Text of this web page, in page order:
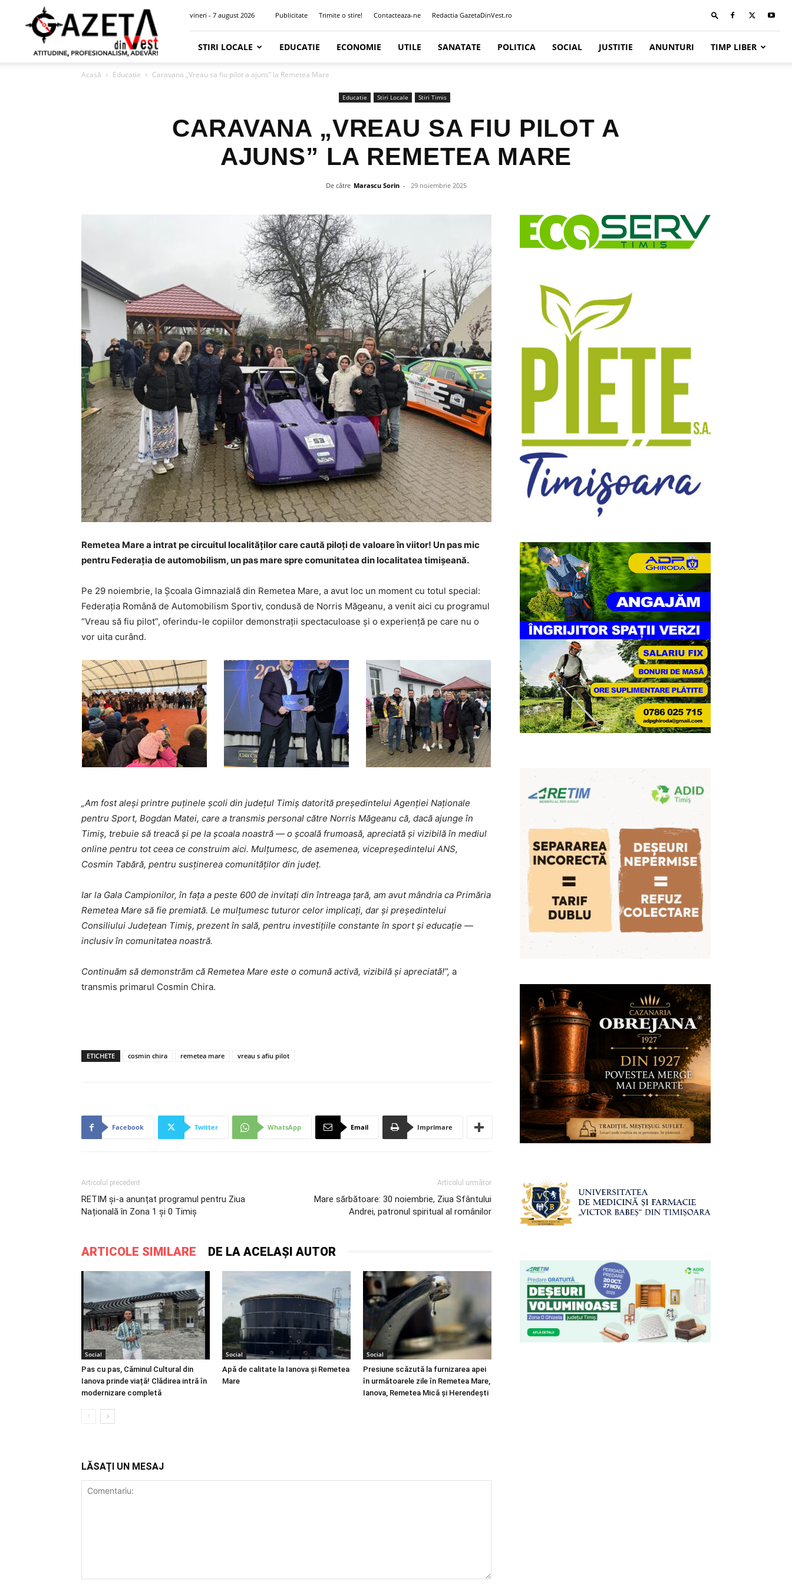
Gazeta
din
Vest
vineri - 7 august 2026 Publicitate Trimite o stire! Contacteaza-ne Redactia GazetaDinVest.ro
STIRI LOCALE EDUCATIE ECONOMIE UTILE SANATATE POLITICA SOCIAL JUSTITIE ANUNTURI TIMP LIBER
Acasă Educatie Caravana „Vreau sa fiu pilot a ajuns” la Remetea Mare
Educatie Stiri Locale Stiri Timis
CARAVANA „VREAU SA FIU PILOT A
AJUNS” LA REMETEA MARE
De către Marascu Sorin - 29 noiembrie 2025
Remetea Mare a intrat pe circuitul localităților care caută piloți de valoare în viitor! Un pas mic
pentru Federația de automobilism, un pas mare spre comunitatea din localitatea timișeană.
Pe 29 noiembrie, la Școala Gimnazială din Remetea Mare, a avut loc un moment cu totul special:
Federația Română de Automobilism Sportiv, condusă de Norris Măgeanu, a venit aici cu programul
“Vreau să fiu pilot”, oferindu-le copiilor demonstrații spectaculoase și o experiență pe care nu o
vor uita curând.
„Am fost aleși printre puținele școli din județul Timiș datorită președintelui Agenției Naționale
pentru Sport, Bogdan Matei, care a transmis personal către Norris Măgeanu că, dacă ajunge în
Timiș, trebuie să treacă și pe la școala noastră — o școală frumoasă, apreciată și vizibilă în mediul
online pentru tot ceea ce construim aici. Mulțumesc, de asemenea, vicepreședintelui ANS,
Cosmin Tabără, pentru susținerea comunităților din județ.
Iar la Gala Campionilor, în fața a peste 600 de invitați din întreaga țară, am avut mândria ca Primăria
Remetea Mare să fie premiată. Le mulțumesc tuturor celor implicați, dar și președintelui
Consiliului Județean Timiș, prezent în sală, pentru investițiile constante în sport și educație —
inclusiv în comunitatea noastră.
Continuăm să demonstrăm că Remetea Mare este o comună activă, vizibilă și apreciată!”, a
transmis primarul Cosmin Chira.
ETICHETE cosmin chira remetea mare vreau s afiu pilot
Facebook Twitter WhatsApp Email Imprimare
Articolul precedent
RETIM și-a anunțat programul pentru Ziua
Națională în Zona 1 și 0 Timiș
Articolul următor
Mare sărbătoare: 30 noiembrie, Ziua Sfântului
Andrei, patronul spiritual al românilor
ARTICOLE SIMILARE DE LA ACELAȘI AUTOR
Social
Pas cu pas, Căminul Cultural din
Ianova prinde viață! Clădirea intră în
modernizare completă
Social
Apă de calitate la Ianova și Remetea
Mare
Social
Presiune scăzută la furnizarea apei
în următoarele zile în Remetea Mare,
Ianova, Remetea Mică și Herendești
LĂSAȚI UN MESAJ